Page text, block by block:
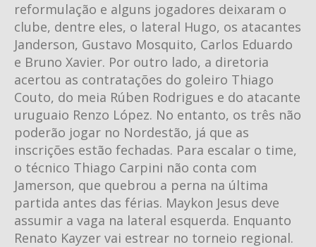
reformulação e alguns jogadores deixaram o
clube, dentre eles, o lateral Hugo, os atacantes
Janderson, Gustavo Mosquito, Carlos Eduardo
e Bruno Xavier. Por outro lado, a diretoria
acertou as contratações do goleiro Thiago
Couto, do meia Rúben Rodrigues e do atacante
uruguaio Renzo López. No entanto, os três não
poderão jogar no Nordestão, já que as
inscrições estão fechadas. Para escalar o time,
o técnico Thiago Carpini não conta com
Jamerson, que quebrou a perna na última
partida antes das férias. Maykon Jesus deve
assumir a vaga na lateral esquerda. Enquanto
Renato Kayzer vai estrear no torneio regional.